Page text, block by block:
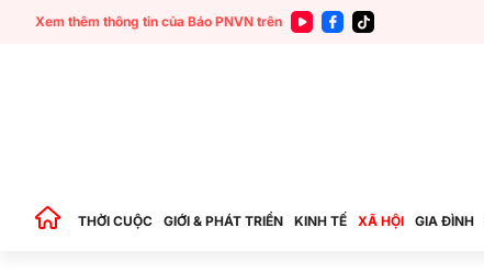
Xem thêm thông tin của Báo PNVN trên
THỜI CUỘC GIỚI & PHÁT TRIỂN KINH TẾ XÃ HỘI GIA ĐÌNH